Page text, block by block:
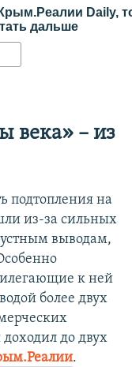
Daily,
дальше
века» – из
подтопления на
из-за сильных
выводам,
к ней
более двух
до двух
.